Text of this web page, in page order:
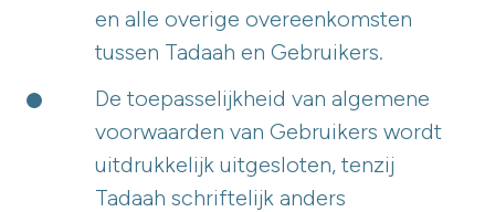
en alle overige overeenkomsten
tussen Tadaah en Gebruikers.
De toepasselijkheid van algemene
voorwaarden van Gebruikers wordt
uitdrukkelijk uitgesloten, tenzij
Tadaah schriftelijk anders